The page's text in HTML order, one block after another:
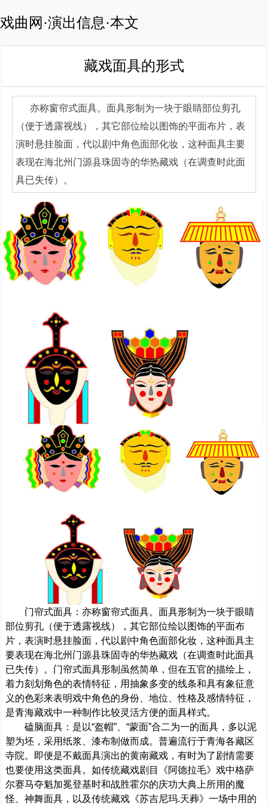
戏曲网·演出信息·本文
藏戏面具的形式
亦称窗帘式面具。面具形制为一块于眼睛部位剪孔
（便于透露视线），其它部位绘以图饰的平面布片，表
演时悬挂脸面，代以剧中角色面部化妆，这种面具主要
表现在海北州门源县珠固寺的华热藏戏（在调查时此面
具已失传）。
门帘式面具：亦称窗帘式面具。面具形制为一块于眼睛
部位剪孔（便于透露视线），其它部位绘以图饰的平面布
片，表演时悬挂脸面，代以剧中角色面部化妆，这种面具主
要表现在海北州门源县珠固寺的华热藏戏（在调查时此面具
已失传）。门帘式面具形制虽然简单，但在五官的描绘上，
着力刻划角色的表情特征，用抽象多变的线条和具有象征意
义的色彩来表明戏中角色的身份、地位、性格及感情特征，
是青海藏戏中一种制作比较灵活方便的面具样式。
磕脑面具：是以“盔帽”、“蒙面”合二为一的面具，多以泥
塑为坯，采用纸浆、漆布制做而成。普遍流行于青海各藏区
寺院。即便是不戴面具演出的黄南藏戏，有时为了剧情需要
也要使用这类面具。如传统藏戏剧目《阿德拉毛》戏中格萨
尔赛马夺魁加冕登基时和战胜霍尔的庆功大典上所用的魔
怪、神舞面具，以及传统藏戏《苏吉尼玛.天葬》一场中用的